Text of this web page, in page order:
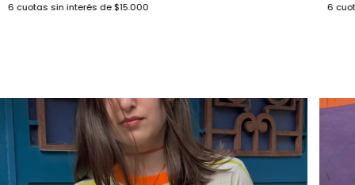
6 cuotas sin interés de$15.000 6